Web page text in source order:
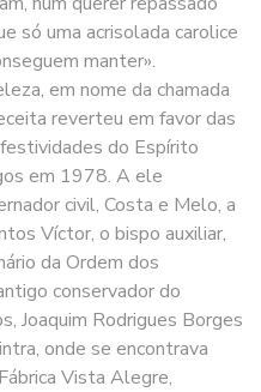
só uma acrisolada carolice
manter».
em nome da chamada
reverteu em favor das
do Espírito
em 1978. A ele
civil, Costa e Melo, a
Víctor, o bispo auxiliar,
da Ordem dos
conservador do
Joaquim Rodrigues Borges
onde se encontrava
Vista Alegre,